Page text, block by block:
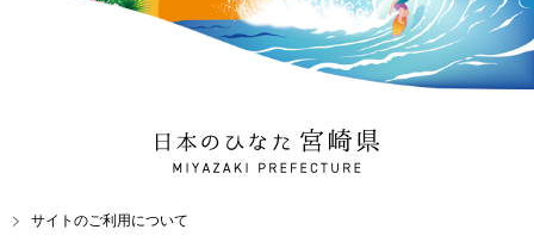
日本のひなた 宮崎県
MIYAZAKI PREFECTURE
サイトのご利用について